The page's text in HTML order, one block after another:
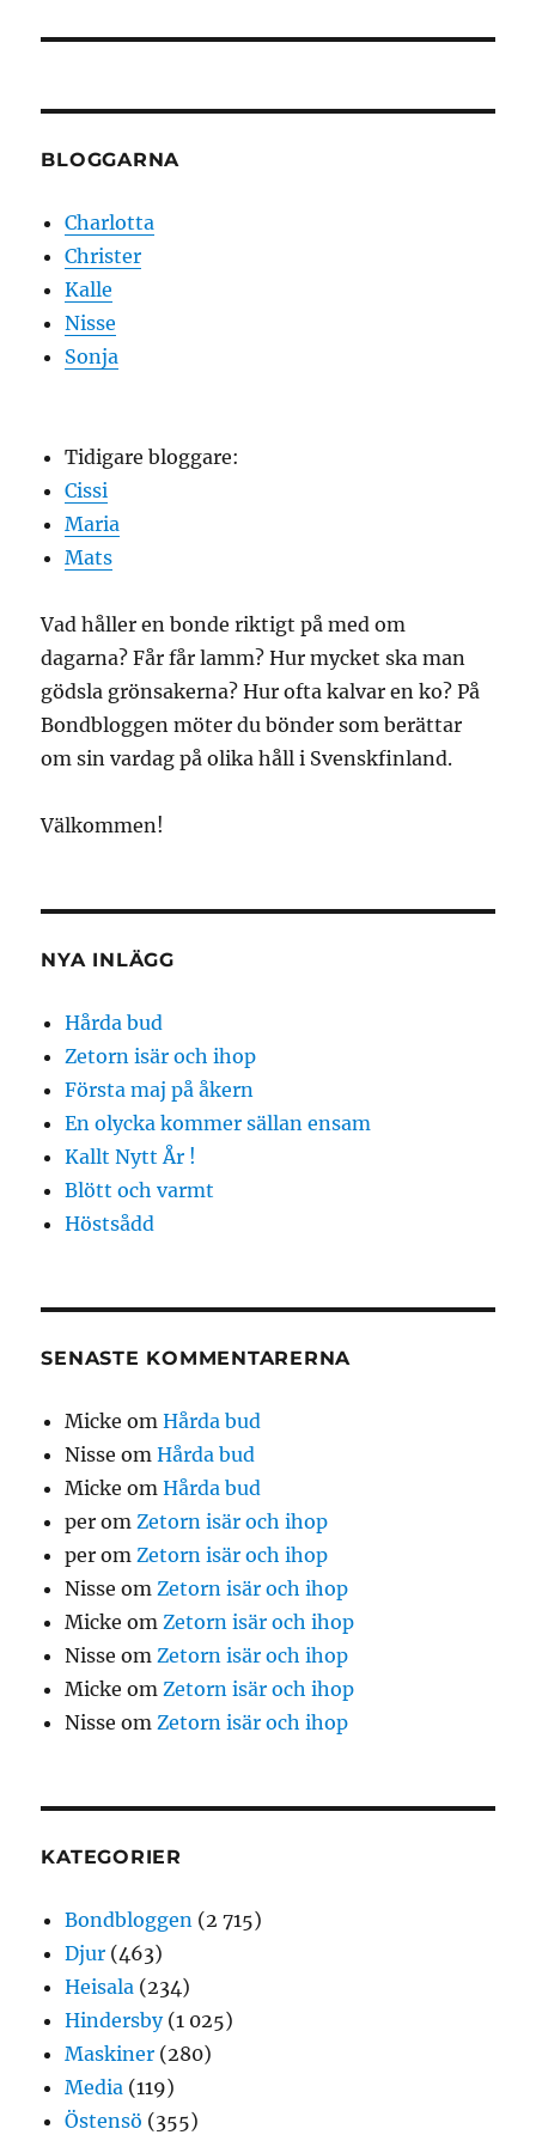
BLOGGARNA
Charlotta
Christer
Kalle
Nisse
Sonja
Tidigare bloggare:
Cissi
Maria
Mats
Vad håller en bonde riktigt på med om
dagarna? Får får lamm? Hur mycket ska man
gödsla grönsakerna? Hur ofta kalvar en ko? På
Bondbloggen möter du bönder som berättar
om sin vardag på olika håll i Svenskfinland.
Välkommen!
NYA INLÄGG
Hårda bud
Zetorn isär och ihop
Första maj på åkern
En olycka kommer sällan ensam
Kallt Nytt År !
Blött och varmt
Höstsådd
SENASTE KOMMENTARERNA
Micke omHårda bud
Nisse omHårda bud
Micke omHårda bud
per omZetorn isär och ihop
per omZetorn isär och ihop
Nisse omZetorn isär och ihop
Micke omZetorn isär och ihop
Nisse omZetorn isär och ihop
Micke omZetorn isär och ihop
Nisse omZetorn isär och ihop
KATEGORIER
Bondbloggen (2 715)
Djur (463)
Heisala (234)
Hindersby(1 025)
Maskiner (280)
Media (119)
Östensö (355)